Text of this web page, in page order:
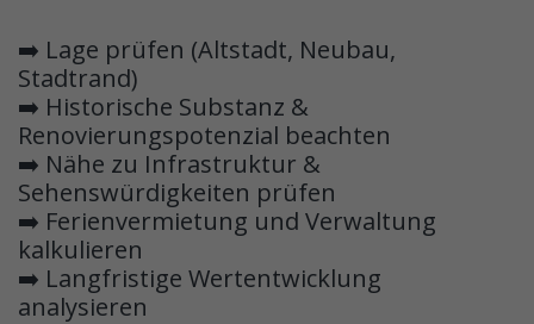
➡️ Lage prüfen (Altstadt, Neubau,
Stadtrand)
➡️ Historische Substanz &
Renovierungspotenzial beachten
➡️ Nähe zu Infrastruktur &
Sehenswürdigkeiten prüfen
➡️ Ferienvermietung und Verwaltung
kalkulieren
➡️ Langfristige Wertentwicklung
analysieren